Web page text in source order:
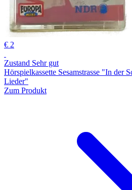
€ 2
Zustand Sehr gut
Hörspielkassette Sesamstrasse "In der
Lieder"
Zum Produkt